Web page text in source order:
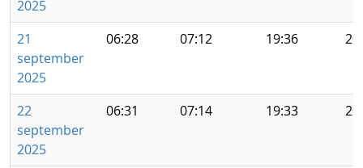
2025
21
september
2025
06:28 07:12 19:36
22
september
2025
06:31 07:14 19:33